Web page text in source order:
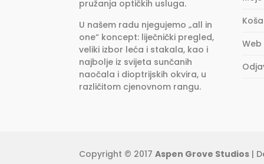
pružanja optičkih usluga.
U našem radu njegujemo „all in
one“ koncept: liječnički pregled,
veliki izbor leća i stakala, kao i
najbolje iz svijeta sunčanih
naočala i dioptrijskih okvira, u
različitom cjenovnom rangu.
Copyright © 2017Aspen Grove Studios |